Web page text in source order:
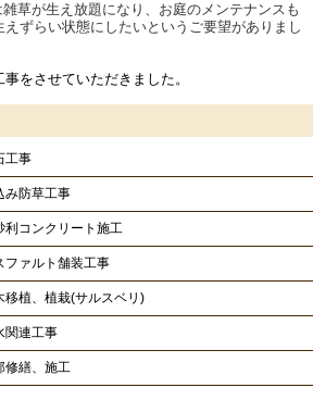
草が生え放題になり、お庭のメンテナンスも
ずらい状態にしたいというご要望がありまし
をさせていただきました。
工事
み防草工事
利コンクリート施工
ファルト舗装工事
移植、植栽(サルスベリ)
関連工事
修繕、施工